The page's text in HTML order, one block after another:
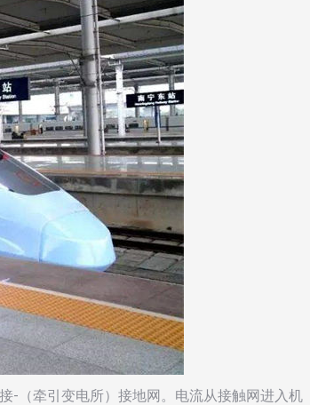
-（牵引变电所）接地网。电流从接触网进入机